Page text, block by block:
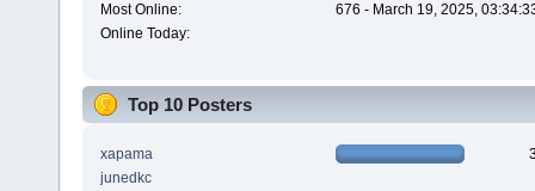
Most Online:
676 - March 19, 2025,
Online Today:
Top 10 Posters
xapama
junedkc